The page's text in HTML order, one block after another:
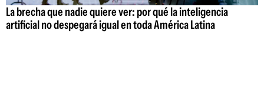
La brecha que nadie quiere ver: por qué la inteligencia
artificial no despegará igual en toda América Latina